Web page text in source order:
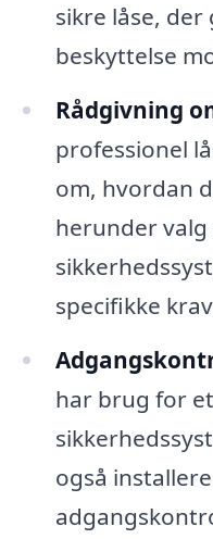
sikre låse,
beskyttelse
Rådgivning
professionel
om, hvordan
herunder valg
specifikke
har brug for
også installere